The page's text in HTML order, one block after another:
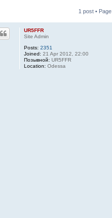
1 post • Page
UR5FFR
Site Admin
Posts: 2351
Joined: 21 Apr 2012, 22:00
Позывной: UR5FFR
Location: Odessa